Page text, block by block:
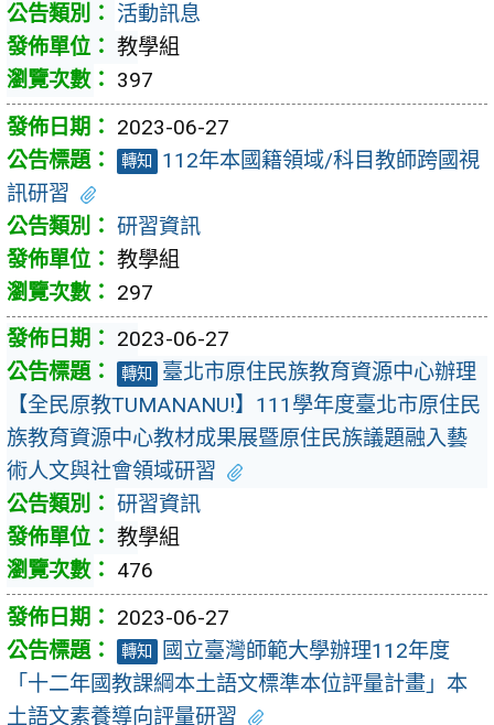
活動訊息
教學組
397
2023-06-27
轉知
112年本國籍領域/科目教師跨國視
訊研習
研習資訊
教學組
297
2023-06-27
轉知
臺北市原住民族教育資源中心辦理
【全民原教TUMANANU!】111學年度臺北市原住民
族教育資源中心教材成果展暨原住民族議題融入藝
術人文與社會領域研習
研習資訊
教學組
476
2023-06-27
轉知
國立臺灣師範大學辦理112年度
「十二年國教課綱本土語文標準本位評量計畫」本
土語文素養導向評量研習